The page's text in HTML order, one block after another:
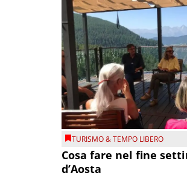
TURISMO & TEMPO LIBERO
Cosa fare nel fine
d’Aosta